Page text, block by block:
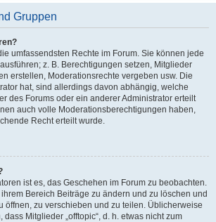
Gruppen
umfassendsten Rechte im Forum. Sie können jede
z. B. Berechtigungen setzen, Mitglieder
erstellen, Moderationsrechte vergeben usw. Die
hat, sind allerdings davon abhängig, welche
des Forums oder ein anderer Administrator erteilt
auch volle Moderationsberechtigungen haben,
Recht erteilt wurde.
ist es, das Geschehen im Forum zu beobachten.
Bereich Beiträge zu ändern und zu löschen und
öffnen, zu verschieben und zu teilen. Üblicherweise
Mitglieder „offtopic“, d. h. etwas nicht zum